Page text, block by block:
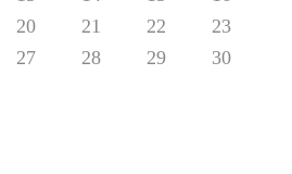
20 21 22
23
27 28 29
30